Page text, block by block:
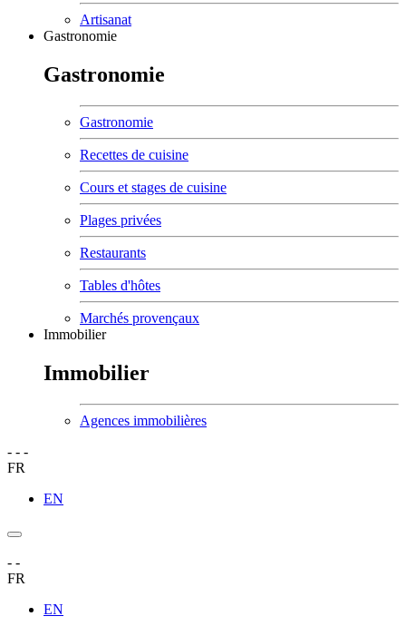
Artisanat
Gastronomie
Gastronomie
Gastronomie
Recettes de cuisine
Cours et stages de cuisine
Plages privées
Restaurants
Tables d'hôtes
Marchés provençaux
Immobilier
Immobilier
Agences immobilières
- - -
FR
EN
- -
FR
EN